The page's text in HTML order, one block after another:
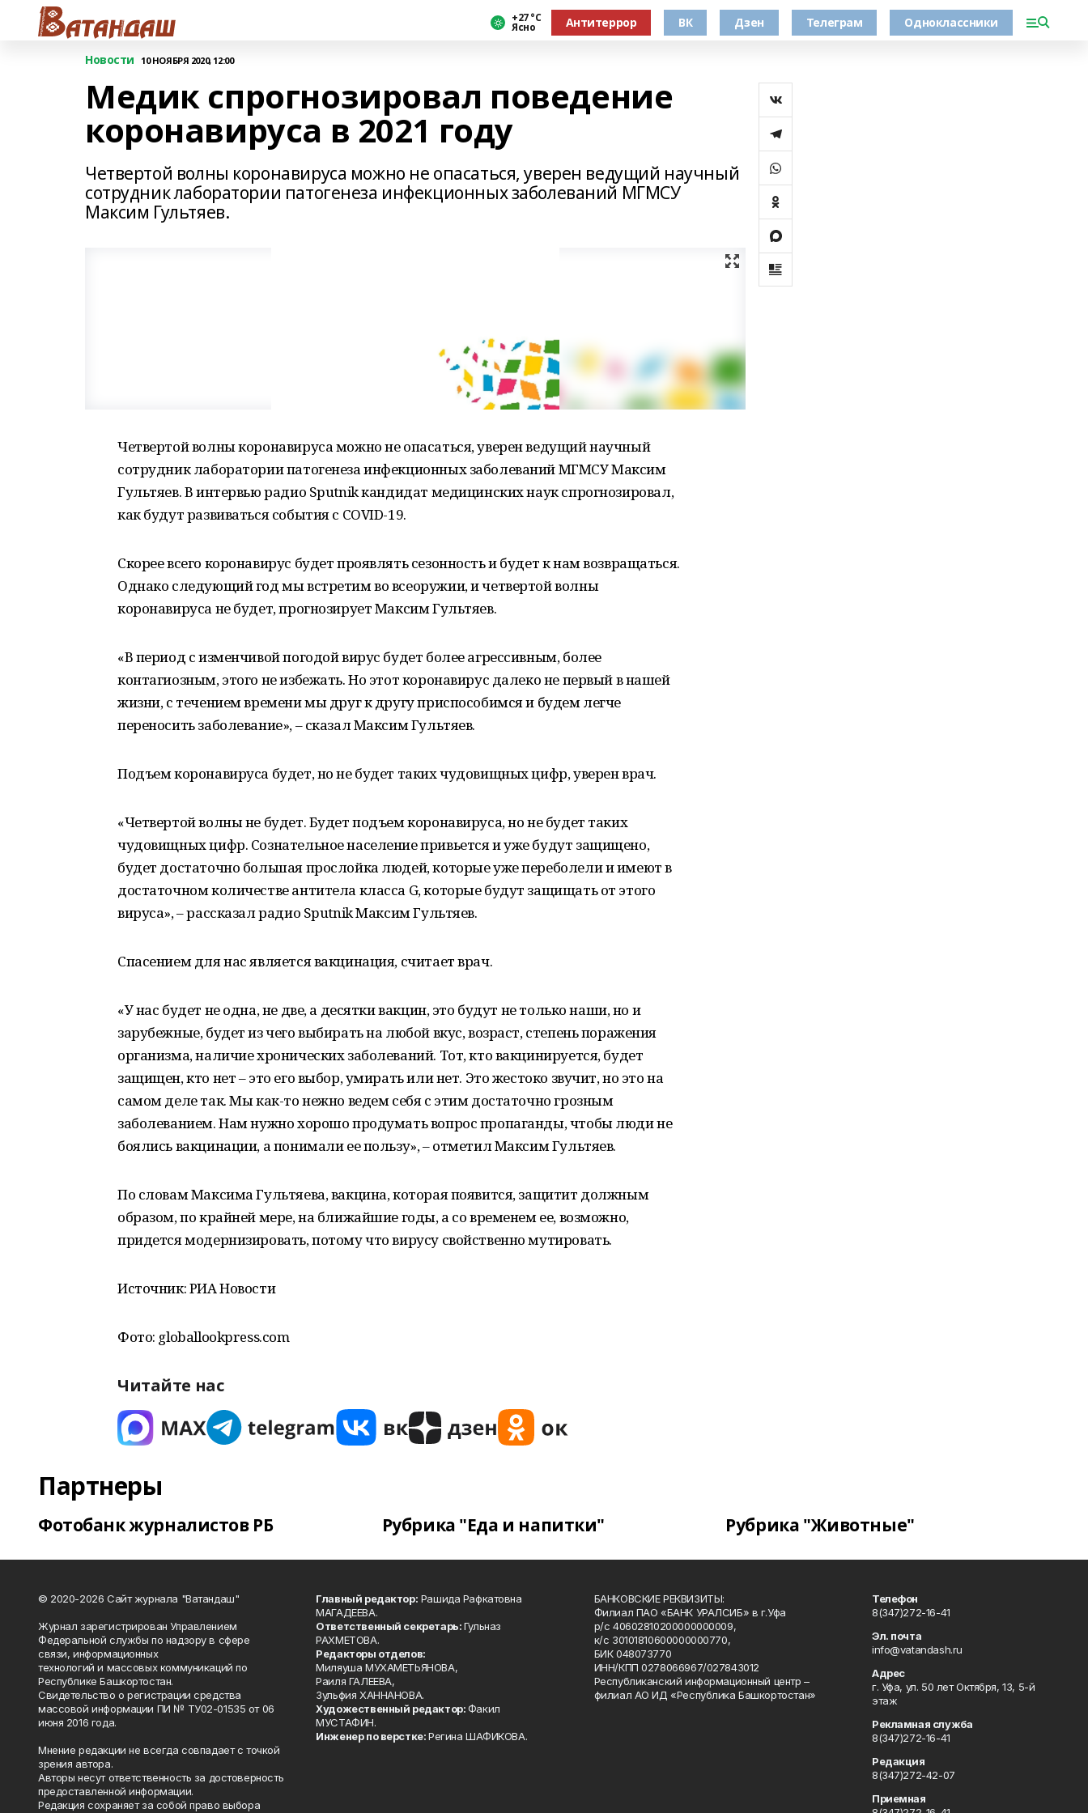
+27 °С
Ясно Антитеррор ВК Дзен Телеграм Одноклассники
Новости 10 НОЯБРЯ 2020, 12:00
Медик спрогнозировал поведение
коронавируса в 2021 году
Четвертой волны коронавируса можно не опасаться, уверен ведущий научный
сотрудник лаборатории патогенеза инфекционных заболеваний МГМСУ
Максим Гультяев.
Четвертой волны коронавируса можно не опасаться, уверен ведущий научный
сотрудник лаборатории патогенеза инфекционных заболеваний МГМСУ Максим
Гультяев. В интервью радио Sputnik кандидат медицинских наук спрогнозировал,
как будут развиваться события с COVID-19.
Скорее всего коронавирус будет проявлять сезонность и будет к нам возвращаться.
Однако следующий год мы встретим во всеоружии, и четвертой волны
коронавируса не будет, прогнозирует Максим Гультяев.
«В период с изменчивой погодой вирус будет более агрессивным, более
контагиозным, этого не избежать. Но этот коронавирус далеко не первый в нашей
жизни, с течением времени мы друг к другу приспособимся и будем легче
переносить заболевание», – сказал Максим Гультяев.
Подъем коронавируса будет, но не будет таких чудовищных цифр, уверен врач.
«Четвертой волны не будет. Будет подъем коронавируса, но не будет таких
чудовищных цифр. Сознательное население привьется и уже будут защищено,
будет достаточно большая прослойка людей, которые уже переболели и имеют в
достаточном количестве антитела класса G, которые будут защищать от этого
вируса», – рассказал радио Sputnik Максим Гультяев.
Спасением для нас является вакцинация, считает врач.
«У нас будет не одна, не две, а десятки вакцин, это будут не только наши, но и
зарубежные, будет из чего выбирать на любой вкус, возраст, степень поражения
организма, наличие хронических заболеваний. Тот, кто вакцинируется, будет
защищен, кто нет – это его выбор, умирать или нет. Это жестоко звучит, но это на
самом деле так. Мы как-то нежно ведем себя с этим достаточно грозным
заболеванием. Нам нужно хорошо продумать вопрос пропаганды, чтобы люди не
боялись вакцинации, а понимали ее пользу», – отметил Максим Гультяев.
По словам Максима Гультяева, вакцина, которая появится, защитит должным
образом, по крайней мере, на ближайшие годы, а со временем ее, возможно,
придется модернизировать, потому что вирусу свойственно мутировать.
Источник: РИА Новости
Фото: globallookpress.com
Читайте нас
Партнеры
Фотобанк журналистов РБ Рубрика "Еда и напитки" Рубрика "Животные"
© 2020-2026 Сайт журнала "Ватандаш"
Журнал зарегистрирован Управлением
Федеральной службы по надзору в сфере
связи, информационных
технологий и массовых коммуникаций по
Республике Башкортостан.
Свидетельство о регистрации средства
массовой информации ПИ № ТУ02-01535 от 06
июня 2016 года.
Мнение редакции не всегда совпадает с точкой
зрения автора.
Авторы несут ответственность за достоверность
предоставленной информации.
Редакция сохраняет за собой право выбора
Главный редактор: Рашида Рафкатовна
МАГАДЕЕВА.
Ответственный секретарь:Гульназ
РАХМЕТОВА.
Редакторы отделов:
Миляуша МУХАМЕТЬЯНОВА,
Раиля ГАЛЕЕВА,
Зульфия ХАННАНОВА.
Художественный редактор:Факил
МУСТАФИН.
Инженер по верстке:Регина ШАФИКОВА.
БАНКОВСКИЕ РЕКВИЗИТЫ:
Филиал ПАО «БАНК УРАЛСИБ» в г.Уфа
р/с 40602810200000000009,
к/с 30101810600000000770,
БИК 048073770
ИНН/КПП 0278066967/027843012
Республиканский информационный центр –
филиал АО ИД «Республика Башкортостан»
Телефон
8(347)272-16-41
Эл. почта
info@vatandash.ru
Адрес
г. Уфа, ул. 50 лет Октября, 13, 5-й
этаж
Рекламная служба
8(347)272-16-41
Редакция
8(347)272-42-07
Приемная